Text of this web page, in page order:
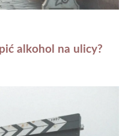
alkohol na ulicy?